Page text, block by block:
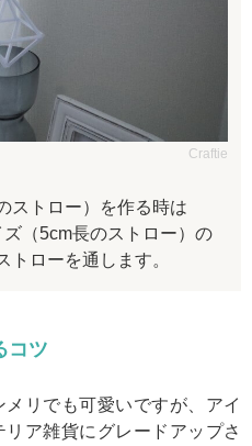
Craftie
ストロー）を作る時は
（5cm長のストロー）の
トローを通します。
コツ
リでも可愛いですが、アイ
ア雑貨にグレードアップさ